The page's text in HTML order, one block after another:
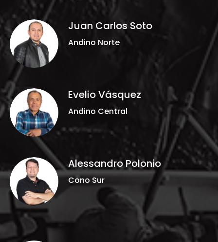
Juan Carlos Soto
Andino Norte
Evelio Vásquez
Andino Central
Alessandro Polonio
Cono Sur